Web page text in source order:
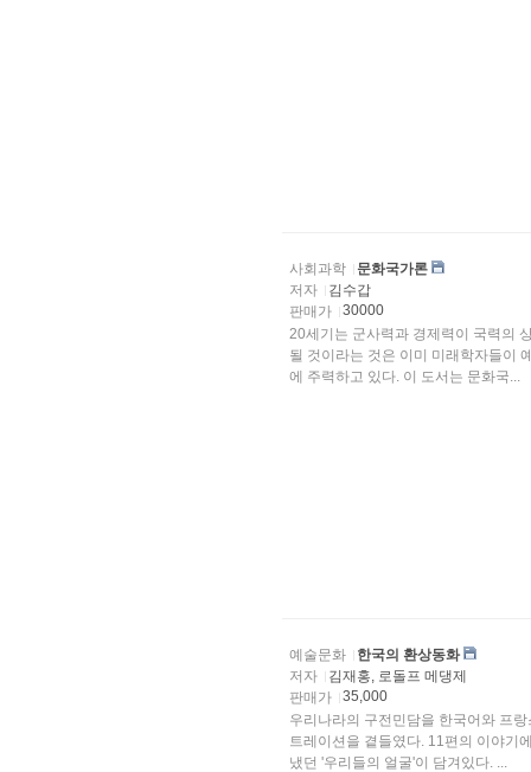
사회과학
문화국가론
저자
김수갑
판매가
30000
20세기는 군사력과 경제력이 국력의
될 것이라는 것은 이미 미래학자들이
에 주력하고 있다. 이 도서는 문화국...
예술문화
한국의 환상동화
저자
김재홍, 로돌프 메댕제
판매가
35,000
우리나라의 구전민담을 한국어와 프랑스어로 수록한 책이다
트레이션을 곁들였다. 11편의 이야기
냈던 '우리들의 얼굴'이 담겨있다. ...